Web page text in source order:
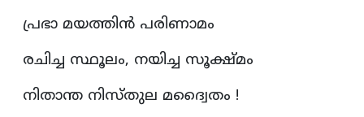
പ്രഭാ മയത്തിൻ പരിണാമം
രചിച്ച സ്ഥൂലം, നയിച്ച സൂക്ഷ്മം
നിതാന്ത നിസ്തുല മദ്വൈതം !